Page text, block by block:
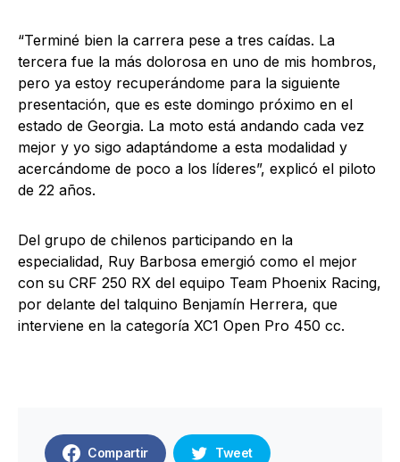
“Terminé bien la carrera pese a tres caídas. La
tercera fue la más dolorosa en uno de mis hombros,
pero ya estoy recuperándome para la siguiente
presentación, que es este domingo próximo en el
estado de Georgia. La moto está andando cada vez
mejor y yo sigo adaptándome a esta modalidad y
acercándome de poco a los líderes”, explicó el piloto
de 22 años.
Del grupo de chilenos participando en la
especialidad, Ruy Barbosa emergió como el mejor
con su CRF 250 RX del equipo Team Phoenix Racing,
por delante del talquino Benjamín Herrera, que
interviene en la categoría XC1 Open Pro 450 cc.
Compartir Tweet